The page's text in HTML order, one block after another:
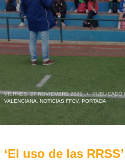
VIERNES, 27 NOVIEMBRE 2020 / PUBLICADO
VALENCIANA
NOTICIAS FFCV, PORTADA
‘El uso de las